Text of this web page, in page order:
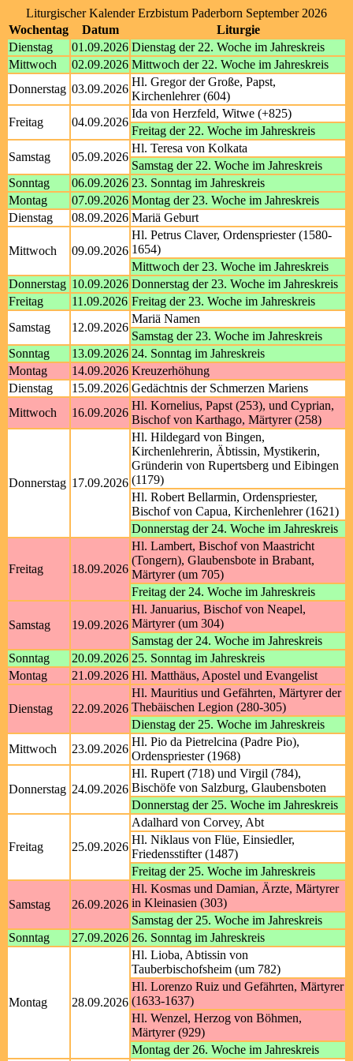
Liturgischer Kalender Erzbistum Paderborn September 2026
Wochentag
Datum
Liturgie
Dienstag
01.09.2026 Dienstag der 22. Woche im Jahreskreis
Mittwoch
02.09.2026 Mittwoch der 22. Woche im Jahreskreis
Donnerstag 03.09.2026
Hl. Gregor der Große, Papst,
Kirchenlehrer (604)
Freitag
04.09.2026
Ida von Herzfeld, Witwe (+825)
Freitag der 22. Woche im Jahreskreis
Samstag
05.09.2026
Hl. Teresa von Kolkata
Samstag der 22. Woche im Jahreskreis
Sonntag
06.09.2026 23. Sonntag im Jahreskreis
Montag
07.09.2026 Montag der 23. Woche im Jahreskreis
Dienstag
08.09.2026 Mariä Geburt
Mittwoch 09.09.2026
Hl. Petrus Claver, Ordenspriester (1580-
1654)
Mittwoch der 23. Woche im Jahreskreis
Donnerstag 10.09.2026 Donnerstag der 23. Woche im Jahreskreis
Freitag
11.09.2026 Freitag der 23. Woche im Jahreskreis
Samstag
12.09.2026
Mariä Namen
Samstag der 23. Woche im Jahreskreis
Sonntag
13.09.2026 24. Sonntag im Jahreskreis
Montag
14.09.2026 Kreuzerhöhung
Dienstag
15.09.2026 Gedächtnis der Schmerzen Mariens
Mittwoch
16.09.2026
Hl. Kornelius, Papst (253), und Cyprian,
Bischof von Karthago, Märtyrer (258)
Donnerstag 17.09.2026
Hl. Hildegard von Bingen,
Kirchenlehrerin, Äbtissin, Mystikerin,
Gründerin von Rupertsberg und Eibingen
(1179)
Hl. Robert Bellarmin, Ordenspriester,
Bischof von Capua, Kirchenlehrer (1621)
Donnerstag der 24. Woche im Jahreskreis
Freitag 18.09.2026
Hl. Lambert, Bischof von Maastricht
(Tongern), Glaubensbote in Brabant,
Märtyrer (um 705)
Freitag der 24. Woche im Jahreskreis
Samstag 19.09.2026
Hl. Januarius, Bischof von Neapel,
Märtyrer (um 304)
Samstag der 24. Woche im Jahreskreis
Sonntag
20.09.2026 25. Sonntag im Jahreskreis
Montag
21.09.2026 Hl. Matthäus, Apostel und Evangelist
Dienstag 22.09.2026
Hl. Mauritius und Gefährten, Märtyrer der
Thebäischen Legion (280-305)
Dienstag der 25. Woche im Jahreskreis
Mittwoch
23.09.2026
Hl. Pio da Pietrelcina (Padre Pio),
Ordenspriester (1968)
Donnerstag 24.09.2026
Hl. Rupert (718) und Virgil (784),
Bischöfe von Salzburg, Glaubensboten
Donnerstag der 25. Woche im Jahreskreis
Freitag 25.09.2026
Adalhard von Corvey, Abt
Hl. Niklaus von Flüe, Einsiedler,
Friedensstifter (1487)
Freitag der 25. Woche im Jahreskreis
Samstag 26.09.2026
Hl. Kosmas und Damian, Ärzte, Märtyrer
in Kleinasien (303)
Samstag der 25. Woche im Jahreskreis
Sonntag
27.09.2026 26. Sonntag im Jahreskreis
Montag 28.09.2026
Hl. Lioba, Abtissin von
Tauberbischofsheim (um 782)
Hl. Lorenzo Ruiz und Gefährten, Märtyrer
(1633-1637)
Hl. Wenzel, Herzog von Böhmen,
Märtyrer (929)
Montag der 26. Woche im Jahreskreis